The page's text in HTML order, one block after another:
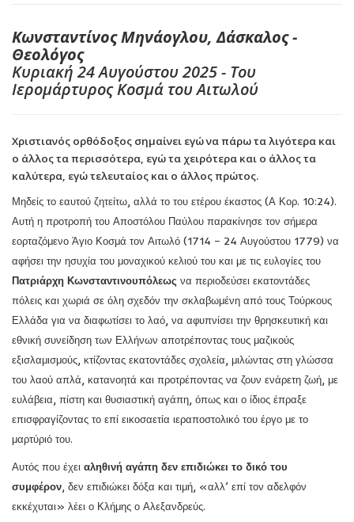
Κωνσταντίνος Μηνάογλου, Δάσκαλος -
Θεολόγος
Κυριακή 24 Αυγούστου 2025 - Του
Ιερομάρτυρος Κοσμά του Αιτωλού
Χριστιανός ορθόδοξος σημαίνει εγώ να πάρω τα λιγότερα και
ο άλλος τα περισσότερα, εγώ τα χειρότερα και ο άλλος τα
καλύτερα, εγώ τελευταίος και ο άλλος πρώτος.
Μηδείς το εαυτού ζητείτω, αλλά το του ετέρου έκαστος (Α Κορ. 10:24).
Αυτή η προτροπή του Αποστόλου Παύλου παρακίνησε τον σήμερα
εορταζόμενο Άγιο Κοσμά τον Αιτωλό (1714 – 24 Αυγούστου 1779) να
αφήσει την ησυχία του μοναχικού κελιού του και με τις ευλογίες του
Πατριάρχη Κωνσταντινουπόλεως να περιοδεύσει εκατοντάδες
πόλεις και χωριά σε όλη σχεδόν την σκλαβωμένη από τους Τούρκους
Ελλάδα για να διαφωτίσει το λαό, να αφυπνίσει την θρησκευτική και
εθνική συνείδηση των Ελλήνων αποτρέποντας τους μαζικούς
εξισλαμισμούς, κτίζοντας εκατοντάδες σχολεία, μιλώντας στη γλώσσα
του λαού απλά, κατανοητά και προτρέποντας να ζουν ενάρετη ζωή, με
ευλάβεια, πίστη και θυσιαστική αγάπη, όπως και ο ίδιος έπραξε
επισφραγίζοντας το επί εικοσαετία ιεραποστολικό του έργο με το
μαρτύριό του.
Αυτός που έχει αληθινή αγάπη δεν επιδιώκει το δικό του
συμφέρον, δεν επιδιώκει δόξα και τιμή, «αλλ’ επί τον αδελφόν
εκκέχυται» λέει ο Κλήμης ο Αλεξανδρεύς.